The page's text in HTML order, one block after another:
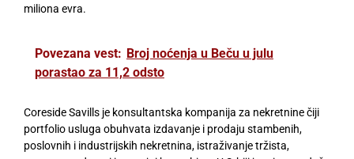
miliona evra.
Povezana vest: Broj noćenja u Beču u julu
porastao za 11,2 odsto
Coreside Savills je konsultantska kompanija za nekretnine čiji
portfolio usluga obuhvata izdavanje i prodaju stambenih,
poslovnih i industrijskih nekretnina, istraživanje tržista,